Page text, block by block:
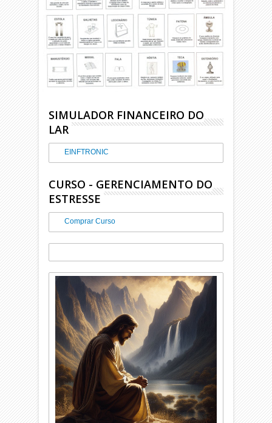
SIMULADOR FINANCEIRO DO
LAR
EINFTRONIC
CURSO - GERENCIAMENTO DO
ESTRESSE
Comprar Curso